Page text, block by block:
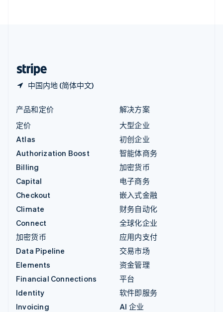
中国内地 (简体中文)
产品和定价
定价
Atlas
Authorization Boost
Billing
Capital
Checkout
Climate
Connect
加密货币
Data Pipeline
Elements
Financial Connections
Identity
Invoicing
解决方案
大型企业
初创企业
智能体商务
加密货币
电子商务
嵌入式金融
财务自动化
全球化企业
应用内支付
交易市场
资金管理
平台
软件即服务
AI 企业